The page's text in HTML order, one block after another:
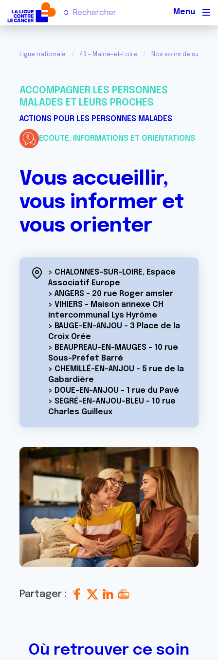
Ligue nationale 49 - Maine-et-Loire Nos soins de support
ACCOMPAGNER LES PERSONNES
MALADES ET LEURS PROCHES
ACTIONS POUR LES PERSONNES MALADES
ECOUTE, INFORMATIONS ET ORIENTATIONS
Vous accueillir,
vous informer et
vous orienter
> CHALONNES-SUR-LOIRE, Espace
Associatif Europe
> ANGERS - 20 rue Roger amsler
> VIHIERS - Maison annexe CH
intercommunal Lys Hyrôme
> BAUGE-EN-ANJOU - 3 Place de la
Croix Orée
> BEAUPREAU-EN-MAUGES - 10 rue
Sous-Préfet Barré
> CHEMILLÉ-EN-ANJOU - 5 rue de la
Gabardière
> DOUE-EN-ANJOU - 1 rue du Pavé
> SEGRÉ-EN-ANJOU-BLEU - 10 rue
Charles Guilleux
Partager :
Où retrouver ce soin